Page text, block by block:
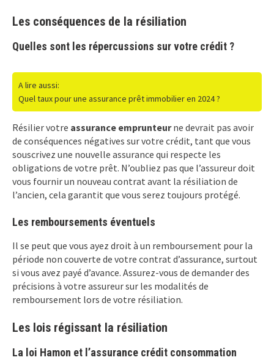
Les conséquences de la résiliation
Quelles sont les répercussions sur votre crédit ?
A lire aussi:
Quel taux pour une assurance prêt immobilier en 2024 ?
Résilier votre assurance emprunteurne devrait pas avoir
de conséquences négatives sur votre crédit, tant que vous
souscrivez une nouvelle assurance qui respecte les
obligations de votre prêt. N’oubliez pas que l’assureur doit
vous fournir un nouveau contrat avant la résiliation de
l’ancien, cela garantit que vous serez toujours protégé.
Les remboursements éventuels
Il se peut que vous ayez droit à un remboursement pour la
période non couverte de votre contrat d’assurance, surtout
si vous avez payé d’avance. Assurez-vous de demander des
précisions à votre assureur sur les modalités de
remboursement lors de votre résiliation.
Les lois régissant la résiliation
La loi Hamon et l’assurance crédit consommation